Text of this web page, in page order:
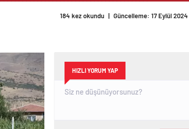
184 kez okundu | Güncelleme: 17 Eylül
HIZLI YORUM YAP